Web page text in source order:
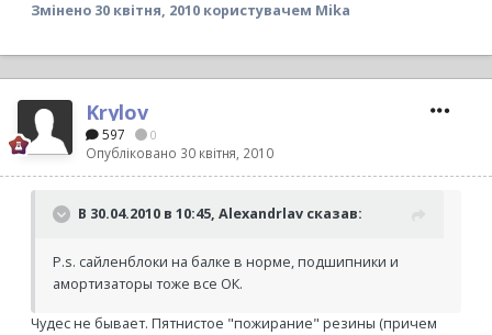
Змінено 30 квітня, 2010 користувачем Mika
Krylov
597 0
Опубліковано 30 квітня, 2010
В 30.04.2010 в 10:45, Alexandrlav сказав:
P.s. сайленблоки на балке в норме, подшипники и
амортизаторы тоже все ОК.
Чудес не бывает. Пятнистое "пожирание" резины (причем